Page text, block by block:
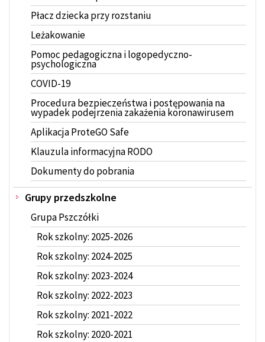
Płacz dziecka przy rozstaniu
Leżakowanie
Pomoc pedagogiczna i logopedyczno-
psychologiczna
COVID-19
Procedura bezpieczeństwa i postępowania na
wypadek podejrzenia zakażenia koronawirusem
Aplikacja ProteGO Safe
Klauzula informacyjna RODO
Dokumenty do pobrania
Grupy przedszkolne
Grupa Pszczółki
Rok szkolny: 2025-2026
Rok szkolny: 2024-2025
Rok szkolny: 2023-2024
Rok szkolny: 2022-2023
Rok szkolny: 2021-2022
Rok szkolny: 2020-2021